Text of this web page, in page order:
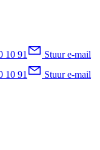
10 91 Stuur e-mail
10 91 Stuur e-mail